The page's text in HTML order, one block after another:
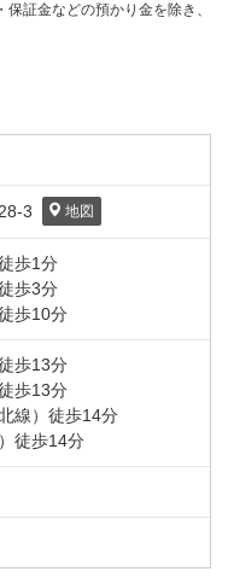
証金などの預かり金を除き、
28-3 地図
歩1分
歩3分
歩10分
歩13分
歩13分
線） 徒歩14分
） 徒歩14分